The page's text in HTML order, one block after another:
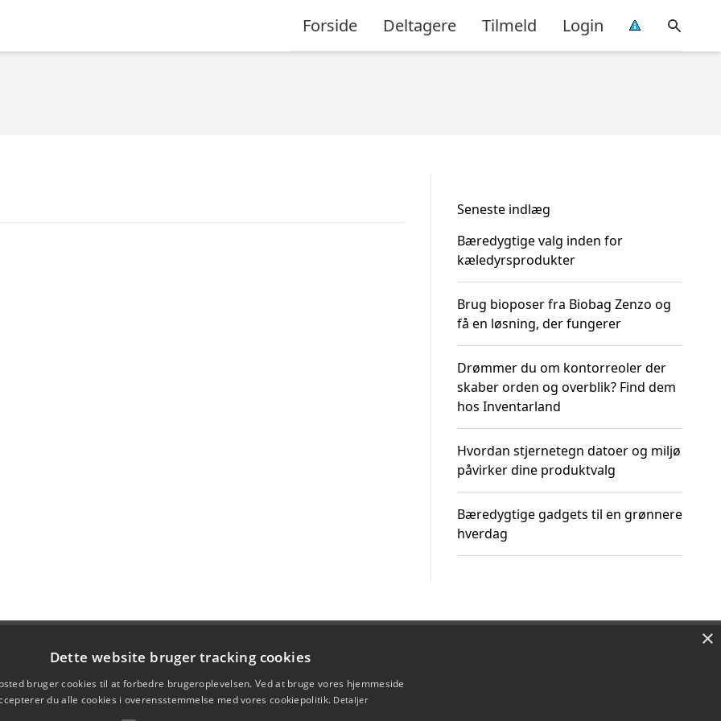
Forside Deltagere Tilmeld Login
Seneste indlæg
Bæredygtige valg inden for
kæledyrsprodukter
Brug bioposer fra Biobag Zenzo og
få en løsning, der fungerer
Drømmer du om kontorreoler der
skaber orden og overblik? Find dem
hos Inventarland
Hvordan stjernetegn datoer og miljø
påvirker dine produktvalg
Bæredygtige gadgets til en grønnere
hverdag
×
Dette website bruger tracking cookies
bruger cookies til at forbedre brugeroplevelsen. Ved at bruge vores hjemmeside
du alle cookies i overensstemmelse med vores cookiepolitik. Detaljer